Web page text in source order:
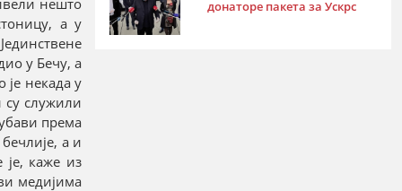
нешто
а у
у Бечу, а
је некада у
су служили
према
а и
је, каже из
медијима
донаторе пакета за Ускрс